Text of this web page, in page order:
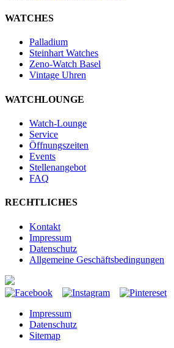
WATCHES
Palladium
Steinhart Watches
Zeno-Watch Basel
Vintage Uhren
WATCHLOUNGE
Watch-Lounge
Service
Öffnungszeiten
Events
Stellenangebot
FAQ
RECHTLICHES
Kontakt
Impressum
Datenschutz
Allgemeine Geschäftsbedingungen
Impressum
Datenschutz
Sitemap